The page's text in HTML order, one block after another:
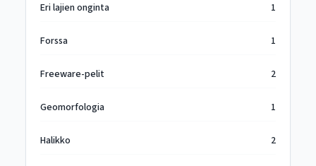
Eri lajien onginta 1
Forssa 1
Freeware-pelit 2
Geomorfologia 1
Halikko 2